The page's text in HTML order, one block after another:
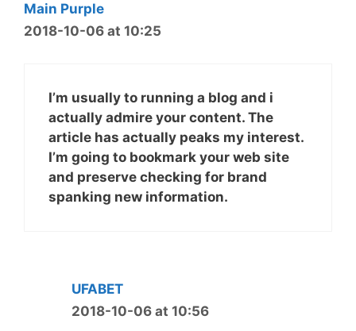
Main Purple
2018-10-06 at 10:25
I’m usually to running a blog and i
actually admire your content. The
article has actually peaks my interest.
I’m going to bookmark your web site
and preserve checking for brand
spanking new information.
UFABET
2018-10-06 at 10:56